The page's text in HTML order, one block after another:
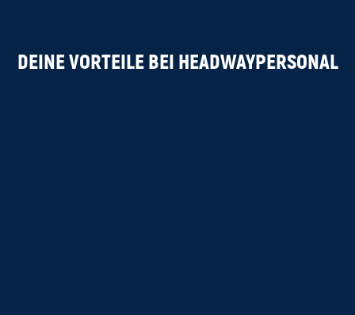
DEINE VORTEILE BEI HEADWAYPERSONAL